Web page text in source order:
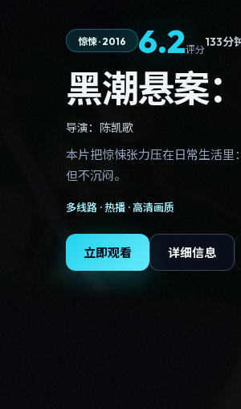
惊悚· 2016 6.2评分
133分
黑潮悬案
导演： 陈凯歌
本片把惊悚张力压在日常生活里
但不沉闷。
多线路 ·热播 · 高清画质
立即观看 详细信息